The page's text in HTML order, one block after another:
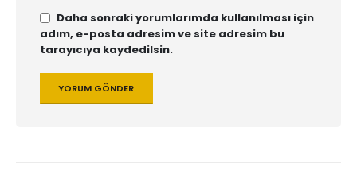
Daha sonraki yorumlarımda kullanılması için
adım, e-posta adresim ve site adresim bu
tarayıcıya kaydedilsin.